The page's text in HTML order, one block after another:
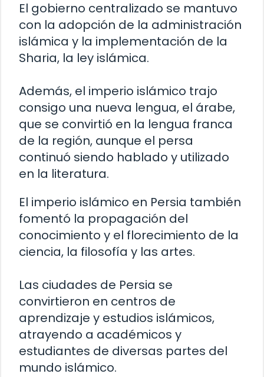
El gobierno centralizado se mantuvo
con la adopción de la administración
islámica y la implementación de la
Sharia, la ley islámica.
Además, el imperio islámico trajo
consigo una nueva lengua, el árabe,
que se convirtió en la lengua franca
de la región, aunque el persa
continuó siendo hablado y utilizado
en la literatura.
El imperio islámico en Persia también
fomentó la propagación del
conocimiento y el florecimiento de la
ciencia, la filosofía y las artes.
Las ciudades de Persia se
convirtieron en centros de
aprendizaje y estudios islámicos,
atrayendo a académicos y
estudiantes de diversas partes del
mundo islámico.